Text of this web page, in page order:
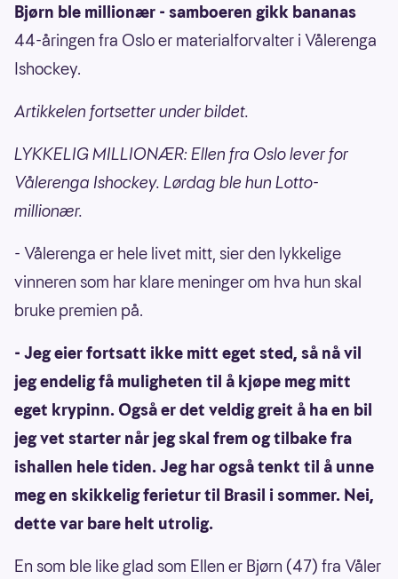
Bjørn ble millionær - samboeren gikk bananas
44-åringen fra Oslo er materialforvalter i Vålerenga
Ishockey.
Artikkelen fortsetter under bildet.
LYKKELIG MILLIONÆR: Ellen fra Oslo lever for
Vålerenga Ishockey. Lørdag ble hun Lotto-
millionær.
- Vålerenga er hele livet mitt, sier den lykkelige
vinneren som har klare meninger om hva hun skal
bruke premien på.
- Jeg eier fortsatt ikke mitt eget sted, så nå vil
jeg endelig få muligheten til å kjøpe meg mitt
eget krypinn. Også er det veldig greit å ha en bil
jeg vet starter når jeg skal frem og tilbake fra
ishallen hele tiden. Jeg har også tenkt til å unne
meg en skikkelig ferietur til Brasil i sommer. Nei,
dette var bare helt utrolig.
En som ble like glad som Ellen er Bjørn (47) fra Våler